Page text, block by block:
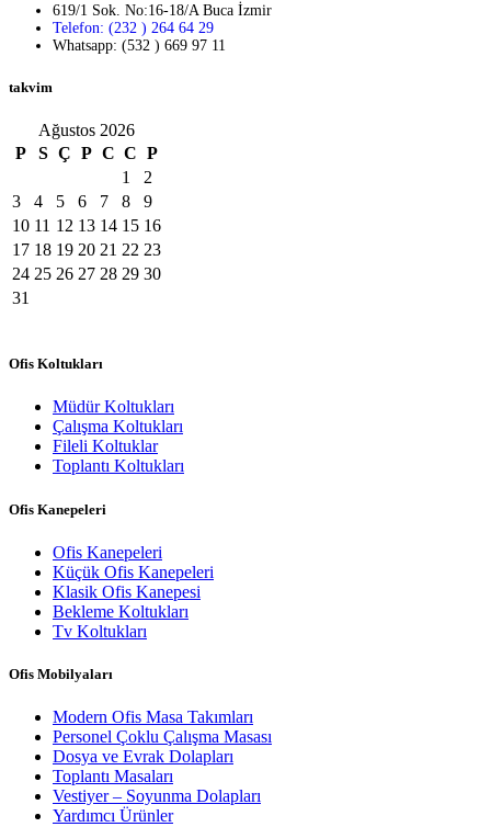
619/1 Sok. No:16-18/A Buca İzmir
Telefon: (232 ) 264 64 29
Whatsapp: (532 ) 669 97 11
takvim
Ağustos 2026
P
S Ç P C C P
1
2
3
4 5 6 7 8
9
10 11 12 13 14 15 16
17 18 19 20 21 22 23
24 25 26 27 28 29 30
31
Ofis Koltukları
Müdür Koltukları
Çalışma Koltukları
Fileli Koltuklar
Toplantı Koltukları
Ofis Kanepeleri
Ofis Kanepeleri
Küçük Ofis Kanepeleri
Klasik Ofis Kanepesi
Bekleme Koltukları
Tv Koltukları
Ofis Mobilyaları
Modern Ofis Masa Takımları
Personel Çoklu Çalışma Masası
Dosya ve Evrak Dolapları
Toplantı Masaları
Vestiyer – Soyunma Dolapları
Yardımcı Ürünler